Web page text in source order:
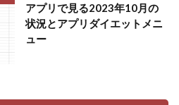
アプリで見る2023年10月の
状況とアプリダイエットメニ
ュー